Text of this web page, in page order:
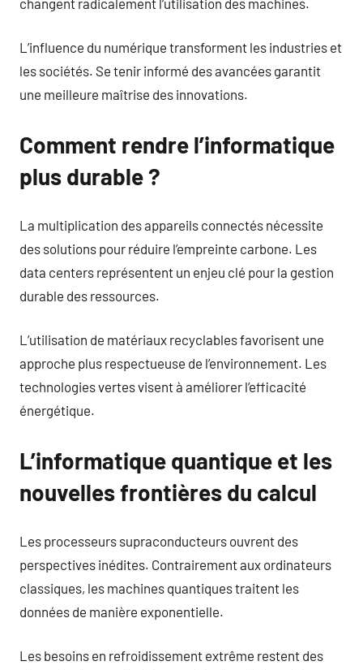
L’influence du numérique transforment les industries et
les sociétés. Se tenir informé des avancées garantit
une meilleure maîtrise des innovations.
Comment rendre l’informatique
plus durable ?
La multiplication des appareils connectés nécessite
des solutions pour réduire l’empreinte carbone. Les
data centers représentent un enjeu clé pour la gestion
durable des ressources.
L’utilisation de matériaux recyclables favorisent une
approche plus respectueuse de l’environnement. Les
technologies vertes visent à améliorer l’efficacité
énergétique.
L’informatique quantique et les
nouvelles frontières du calcul
Les processeurs supraconducteurs ouvrent des
perspectives inédites. Contrairement aux ordinateurs
classiques, les machines quantiques traitent les
données de manière exponentielle.
Les besoins en refroidissement extrême restent des